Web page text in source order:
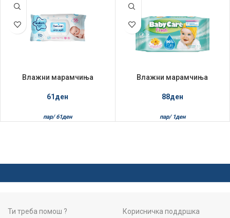
Влажни марамчиња
Pure
61ден
пар/ 61ден
Влажни марамчиња
88ден
пар/ 1ден
Ти треба помош ? Корисничка поддршка